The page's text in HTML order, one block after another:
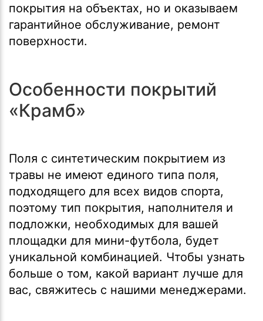
покрытия на объектах, но и оказываем
гарантийное обслуживание, ремонт
поверхности.
Особенности покрытий
«Крамб»
Поля с синтетическим покрытием из
травы не имеют единого типа поля,
подходящего для всех видов спорта,
поэтому тип покрытия, наполнителя и
подложки, необходимых для вашей
площадки для мини-футбола, будет
уникальной комбинацией. Чтобы узнать
больше о том, какой вариант лучше для
вас, свяжитесь с нашими менеджерами.